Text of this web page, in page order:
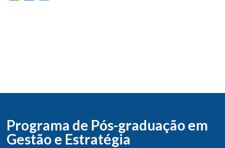
Programa de Pós-graduação em
Gestão e Estratégia